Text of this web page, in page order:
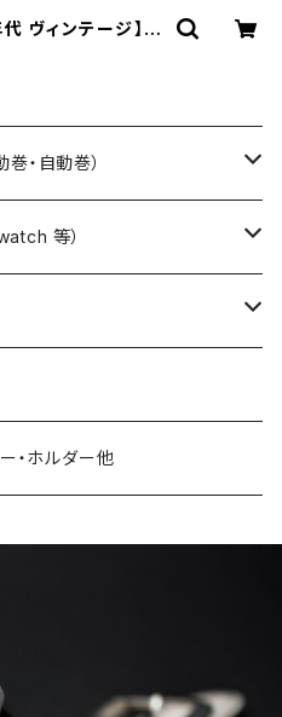
ヴィンテージ】
ル済 新品ブラウ
ル | ときのつくり
工房SUWA
・自動巻）
）
オーレ）
等）
17・14ｍｍ）
20mm）
ー・ホルダー他